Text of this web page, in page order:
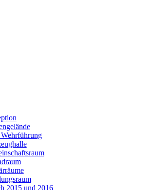
Rodheim v.d.H.
2015 und 2016